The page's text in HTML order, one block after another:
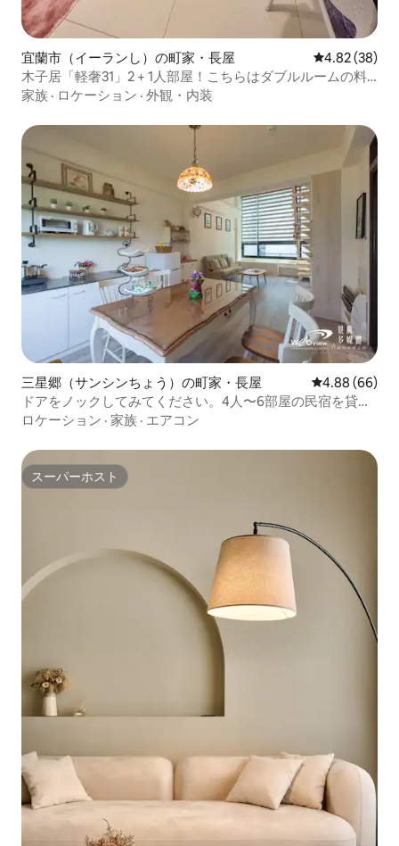
宜蘭市（イーランし）の町家・長屋 レビュー38
4.82 (38)
木子居「軽奢31」2 + 1人部屋！️こちらはダブルルームの料
金です。3人でのご宿泊やツインベッドが必要な場合は、追
家族 · ロケーション · 外観・内装
三星郷（サンシンちょう）の町家・長屋 レビュー66件
4.88 (66)
ドアをノックしてみてください。4人〜6部屋の民宿を貸切
でご利用いただけます。
ロケーション · 家族 · エアコン
スーパーホスト
スーパーホスト